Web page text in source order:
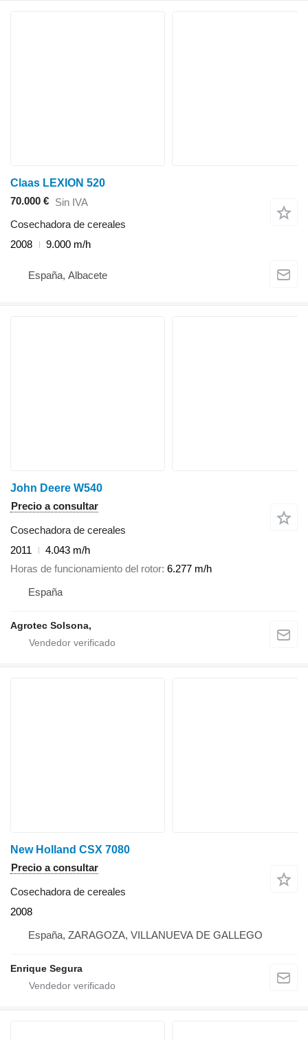
Claas LEXION 520
70.000 € Sin IVA
Cosechadora de cereales
2008
9.000 m/h
España, Albacete
John Deere W540
Precio a consultar
Cosechadora de cereales
2011
4.043 m/h
Horas de funcionamiento del rotor 6.277 m/h
España
Agrotec Solsona,
New Holland CSX 7080
Precio a consultar
Cosechadora de cereales
2008
España, ZARAGOZA, VILLANUEVA DE GALLEGO
Enrique Segura